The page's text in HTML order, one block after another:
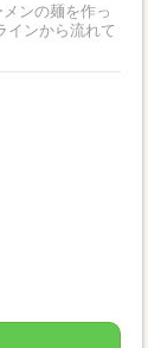
ンの麺を作っ
インから流れて